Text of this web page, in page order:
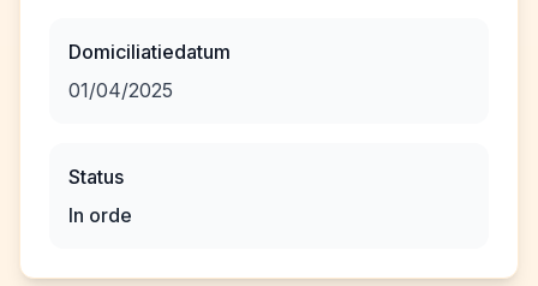
Domiciliatiedatum
01/04/2025
Status
In orde